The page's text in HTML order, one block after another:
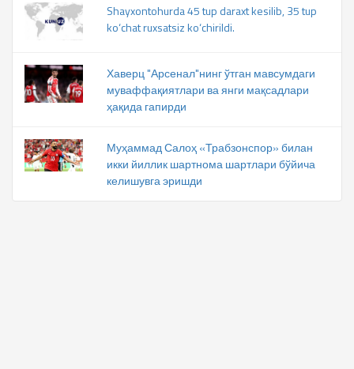
Shayxontohurda 45 tup daraxt kesilib, 35 tup
ko‘chat ruxsatsiz ko‘chirildi.
Хаверц "Арсенал"нинг ўтган мавсумдаги
муваффақиятлари ва янги мақсадлари
ҳақида гапирди
Муҳаммад Салоҳ «Трабзонспор» билан
икки йиллик шартнома шартлари бўйича
келишувга эришди